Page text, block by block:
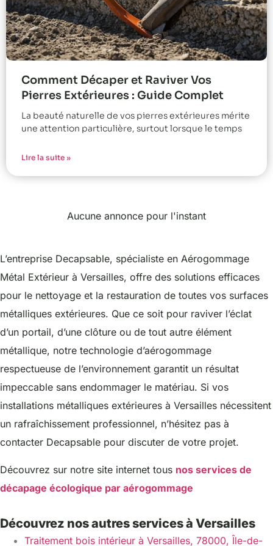
Comment Décaper et Raviver Vos
Pierres Extérieures : Guide Complet
La beauté naturelle de vos pierres extérieures mérite
une attention particulière, surtout lorsque le temps
Lire la suite »
Aucune annonce pour l'instant
L’entreprise Decapsable, spécialiste en Aérogommage
Métal Extérieur à Versailles, offre des solutions efficaces
pour le nettoyage et la restauration de toutes vos surfaces
métalliques extérieures. Que ce soit pour raviver l’éclat
d’un portail, d’une clôture ou de tout autre élément
métallique, notre technologie d’aérogommage
respectueuse de l’environnement garantit un résultat
impeccable sans endommager le matériau. Si vos
installations métalliques extérieures à Versailles nécessitent
un rafraîchissement professionnel, n’hésitez pas à
contacter Decapsable pour discuter de votre projet.
Découvrez sur notre site internet tous nos services de
décapage écologique par aérogommage
Découvrez nos autres services à Versailles
Traitement bois intérieur à Versailles, 78000, Île-de-